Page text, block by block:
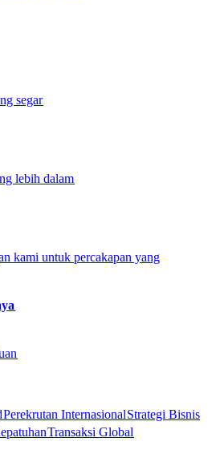
segar​​
lebih dalam​​
kami untuk percakapan yang
Perekrutan Internasional​​Strategi Bisnis
Transaksi Global​​